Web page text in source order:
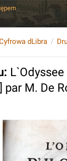
dLibra
:
M. De